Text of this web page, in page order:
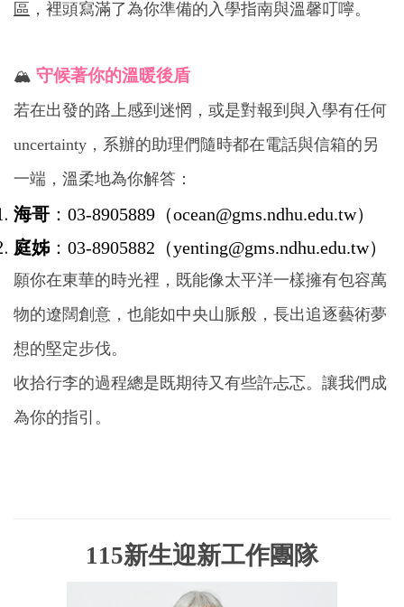
區 ，裡頭寫滿了為你準備的入學指南與溫馨叮嚀。
🏔️ 守候著你的溫暖後盾
若在出發的路上感到迷惘，或是對報到與入學有任何
uncertainty，系辦的助理們隨時都在電話與信箱的另
一端，溫柔地為你解答：
海哥 ：03-8905889（ocean@gms.ndhu.edu.tw）
庭姊 ：03-8905882（yenting@gms.ndhu.edu.tw）
願你在東華的時光裡，既能像太平洋一樣擁有包容萬
物的遼闊創意，也能如中央山脈般，長出追逐藝術夢
想的堅定步伐。
收拾行李的過程總是既期待又有些許忐忑。讓我們成
為你的指引。
115新生迎新工作團隊